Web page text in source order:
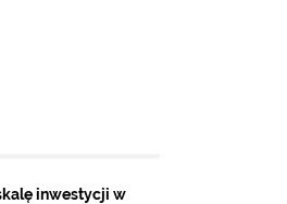
inwestycji w